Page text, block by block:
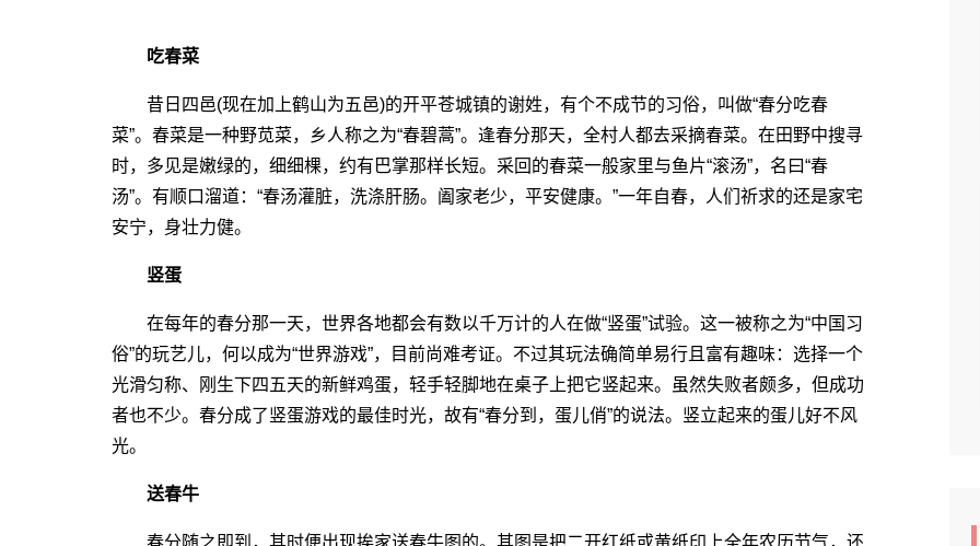
吃春菜
昔日四邑(现在加上鹤山为五邑)的开平苍城镇的谢姓，有个不成节的习俗，叫做“春分吃春
菜”。春菜是一种野苋菜，乡人称之为“春碧蒿”。逢春分那天，全村人都去采摘春菜。在田野中搜寻
时，多见是嫩绿的，细细棵，约有巴掌那样长短。采回的春菜一般家里与鱼片“滚汤”，名曰“春
汤”。有顺口溜道：“春汤灌脏，洗涤肝肠。阖家老少，平安健康。”一年自春，人们祈求的还是家宅
安宁，身壮力健。
竖蛋
在每年的春分那一天，世界各地都会有数以千万计的人在做“竖蛋”试验。这一被称之为“中国习
俗”的玩艺儿，何以成为“世界游戏”，目前尚难考证。不过其玩法确简单易行且富有趣味：选择一个
光滑匀称、刚生下四五天的新鲜鸡蛋，轻手轻脚地在桌子上把它竖起来。虽然失败者颇多，但成功
者也不少。春分成了竖蛋游戏的最佳时光，故有“春分到，蛋儿俏”的说法。竖立起来的蛋儿好不风
光。
送春牛
春分随之即到，其时便出现挨家送春牛图的。其图是把二开红纸或黄纸印上全年农历节气，还